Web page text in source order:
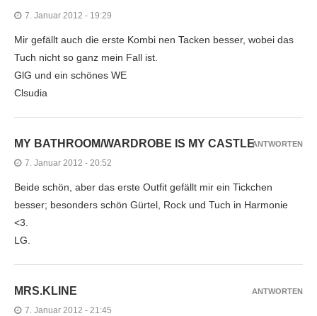
7. Januar 2012 - 19:29
Mir gefällt auch die erste Kombi nen Tacken besser, wobei das
Tuch nicht so ganz mein Fall ist.
GlG und ein schönes WE
Clsudia
MY BATHROOM/WARDROBE IS MY CASTLE
7. Januar 2012 - 20:52
Beide schön, aber das erste Outfit gefällt mir ein Tickchen
besser; besonders schön Gürtel, Rock und Tuch in Harmonie
<3.
LG.
ANTWORTEN
MRS.KLINE
7. Januar 2012 - 21:45
ANTWORTEN